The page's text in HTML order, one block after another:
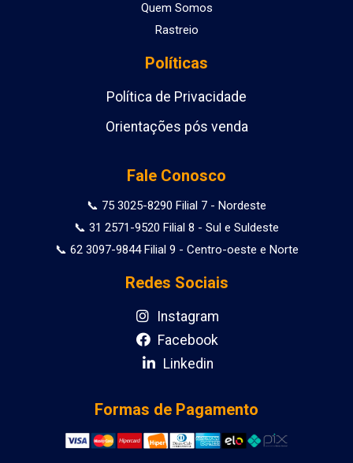
Quem Somos
Rastreio
Políticas
Política de Privacidade
Orientações pós venda
Fale Conosco
📞 75 3025-8290 Filial 7 - Nordeste
📞 31 2571-9520 Filial 8 - Sul e Suldeste
📞 62 3097-9844 Filial 9 - Centro-oeste e Norte
Redes Sociais
Instagram
Facebook
Linkedin
Formas de Pagamento